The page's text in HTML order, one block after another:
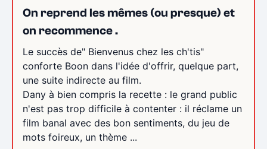
On reprend les mêmes (ou presque) et
on recommence .
Le succès de" Bienvenus chez les ch'tis"
conforte Boon dans l'idée d'offrir, quelque part,
une suite indirecte au film.
Dany à bien compris la recette : le grand public
n'est pas trop difficile à contenter : il réclame un
film banal avec des bon sentiments, du jeu de
mots foireux, un thème ...